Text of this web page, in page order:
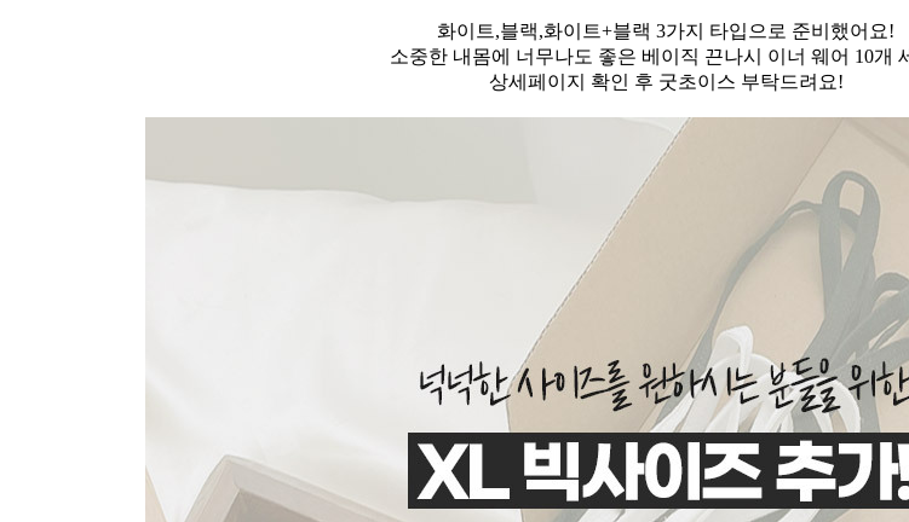
화이트,블랙,화이트+블랙 3가지 타입으로 준비했어요!
소중한 내몸에 너무나도 좋은 베이직 끈나시 이너 웨어 10개
상세페이지 확인 후 굿초이스 부탁드려요!